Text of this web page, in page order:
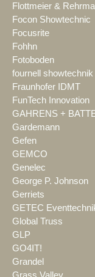
Flottmeier &
Focon Showtechnic
Focusrite
Fohhn
Fotoboden
fournell showtechnik
Fraunhofer IDMT
FunTech Innovation
GAHRENS +
Gardemann
Gefen
GEMCO
Genelec
George P. Johnson
Gerriets
GETEC
Global Truss
GLP
GO4IT!
Grandel